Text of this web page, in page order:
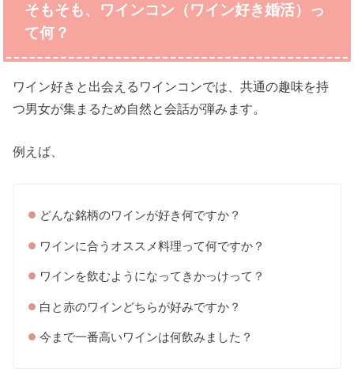
そもそも、ワインコン（ワイン好き婚活）っ
て何？
ワイン好きと出会えるワインコンでは、共通の趣味を持
つ男女が集まるため自然と会話が弾みます。
例えば、
どんな銘柄のワインが好き何ですか？
ワインに合うオススメ料理って何ですか？
ワインを飲むようになってきかっけって？
白と赤のワインどちらが好みですか？
今まで一番高いワインは何飲みました？